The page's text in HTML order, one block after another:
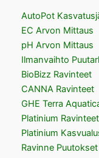
AutoPot
EC Arvon Mittaus
pH Arvon Mittaus
Ilmanvaihto
BioBizz Ravinteet
CANNA Ravinteet
GHE Terra
Platinium Ravinteet
Platinium
Ravinne